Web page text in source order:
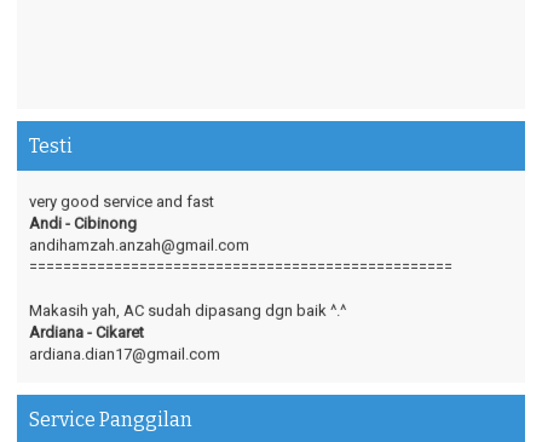
Testi
very good service and fast
Andi - Cibinong
andihamzah.anzah@gmail.com
==================================================
Makasih yah, AC sudah dipasang dgn baik ^.^
Ardiana - Cikaret
ardiana.dian17@gmail.com
==================================================
Terima kasih atas responsnya yg baik,ramah dan cepat dalam
menyelesaikan setiap permasalahan kami..Terima kasih :-)
Service Panggilan